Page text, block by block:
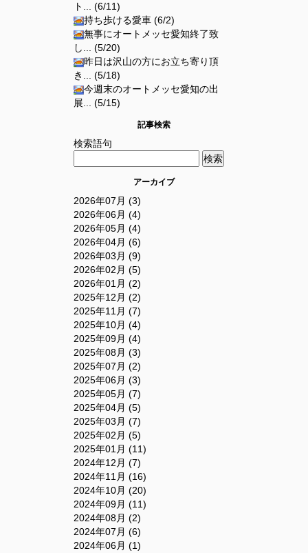
ト... (6/11)
持ち歩ける愛車 (6/2)
無事にオートメッセ愛知終了致
し... (5/20)
昨日は沢山の方にお立ち寄り頂
き... (5/18)
今週末のオートメッセ愛知の出
展... (5/15)
記事検索
検索語句
アーカイブ
2026年07月 (3)
2026年06月 (4)
2026年05月 (4)
2026年04月 (6)
2026年03月 (9)
2026年02月 (5)
2026年01月 (2)
2025年12月 (2)
2025年11月 (7)
2025年10月 (4)
2025年09月 (4)
2025年08月 (3)
2025年07月 (2)
2025年06月 (3)
2025年05月 (7)
2025年04月 (5)
2025年03月 (7)
2025年02月 (5)
2025年01月 (11)
2024年12月 (7)
2024年11月 (16)
2024年10月 (20)
2024年09月 (11)
2024年08月 (2)
2024年07月 (6)
2024年06月 (1)